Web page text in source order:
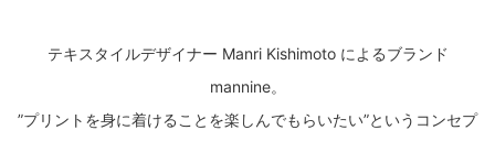
テキスタイルデザイナー Manri Kishimoto によるブランド
mannine。
”プリントを身に着けることを楽しんでもらいたい”というコンセプ